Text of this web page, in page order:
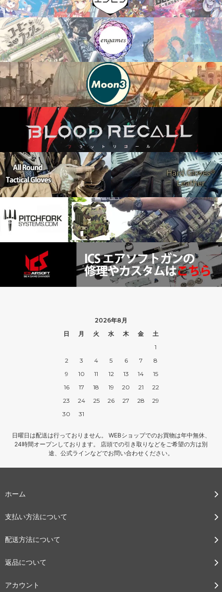
2026年8月
日
月 火 水 木 金
土
1
2
3 4 5 6 7
8
9
10 11 12 13 14
15
16
17 18 19 20 21
22
23
24 25 26 27 28
29
30
31
日曜日は配送は行っておりません。 WEBショップでのお買物は年中無休、
24時間オープンしております。 店頭での引き取りなどをご希望の方は別
途、公式ラインなどでお問い合わせください。
ホーム
支払い方法について
配送方法について
返品について
アカウント